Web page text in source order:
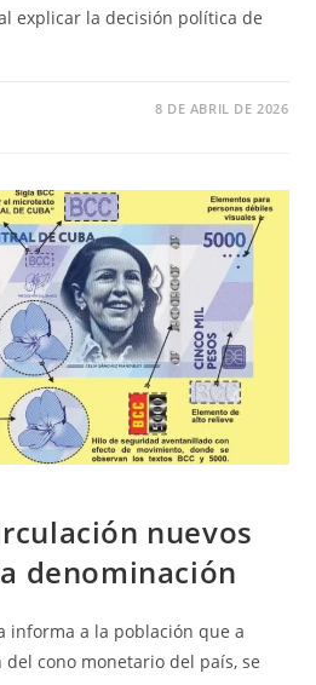
explicar la decisión política de
8 DE ABRIL DE 2026
nuevos
denominación
informa a la población que a
cono monetario del país, se